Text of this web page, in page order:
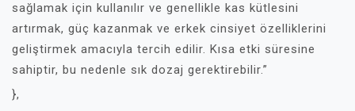
sağlamak için kullanılır ve genellikle kas kütlesini
artırmak, güç kazanmak ve erkek cinsiyet özelliklerini
geliştirmek amacıyla tercih edilir. Kısa etki süresine
sahiptir, bu nedenle sık dozaj gerektirebilir.”
},